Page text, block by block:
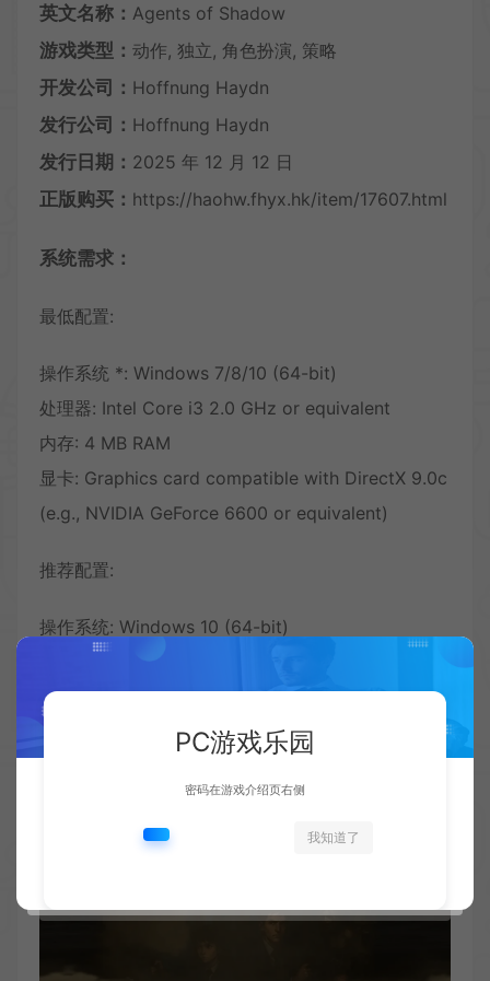
英文名称： Agents of Shadow
游戏类型： 动作, 独立, 角色扮演, 策略
开发公司： Hoffnung Haydn
发行公司： Hoffnung Haydn
发行日期： 2025 年 12 月 12 日
正版购买： https://haohw.fhyx.hk/item/17607.html
系统需求：
最低配置:
操作系统 *: Windows 7/8/10 (64-bit)
处理器: Intel Core i3 2.0 GHz or equivalent
内存: 4 MB RAM
显卡: Graphics card compatible with DirectX 9.0c
(e.g., NVIDIA GeForce 6600 or equivalent)
推荐配置:
操作系统: Windows 10 (64-bit)
处理器: Intel Core i5 2.5 GHz or equivalent
内存: 8 MB RAM
显卡: NVIDIA GeForce GTX 660 or equivalent (or
PC游戏乐园
密码在游戏介绍页右侧
我知道了